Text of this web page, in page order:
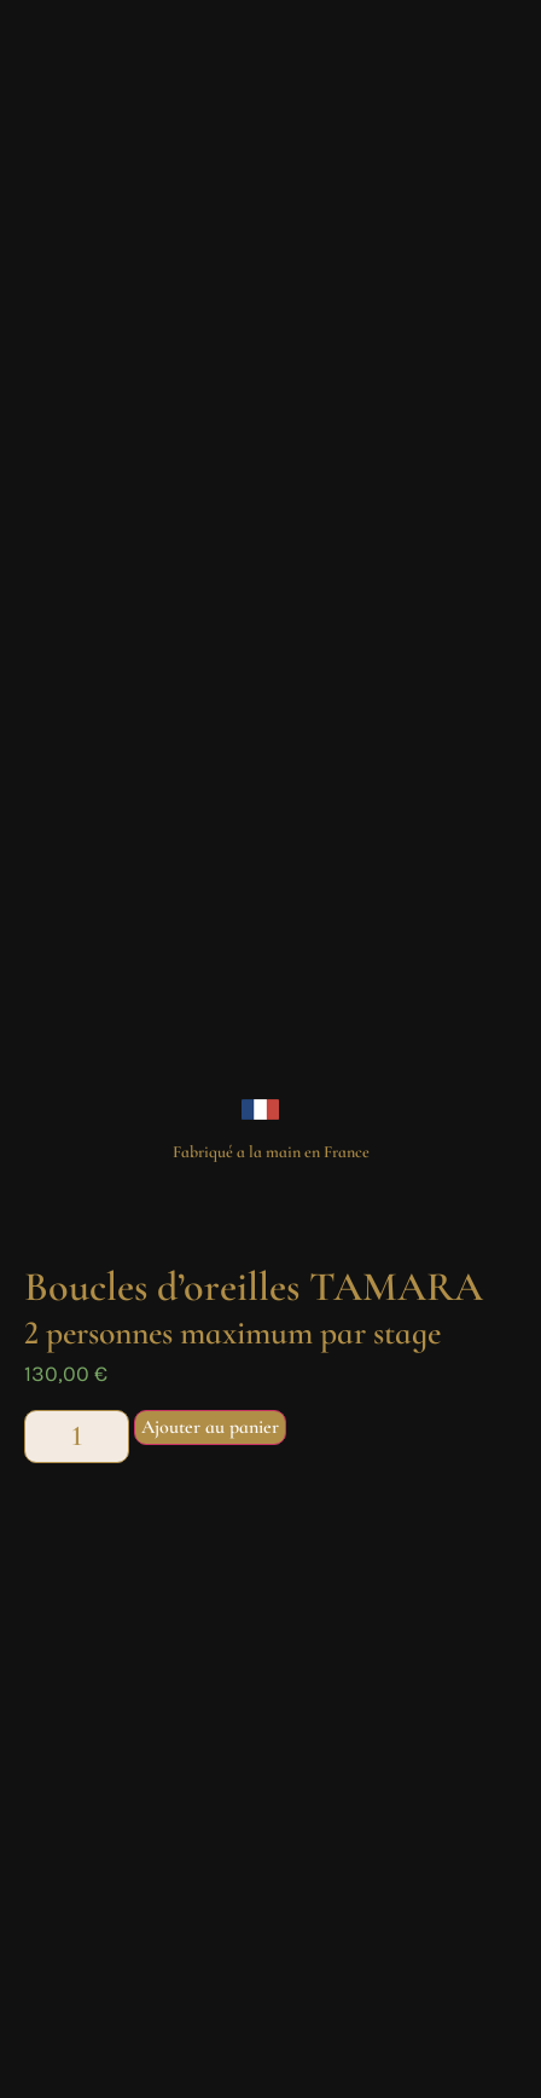
Fabriqué a la main en France
Boucles d’oreilles TAMARA
2 personnes maximum par stage
130,00 €
Ajouter au panier